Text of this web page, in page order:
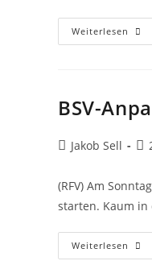
Weiterlesen
Satt
BSV-
Beitrags-
Jakob Sell
(RFV) Am
starten. Kaum in
Weiterlesen BSV-